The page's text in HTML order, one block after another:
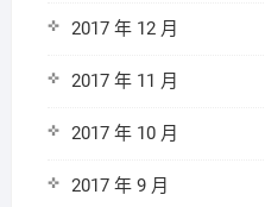
2017 年 12 月
2017 年 11 月
2017 年 10 月
2017 年 9 月